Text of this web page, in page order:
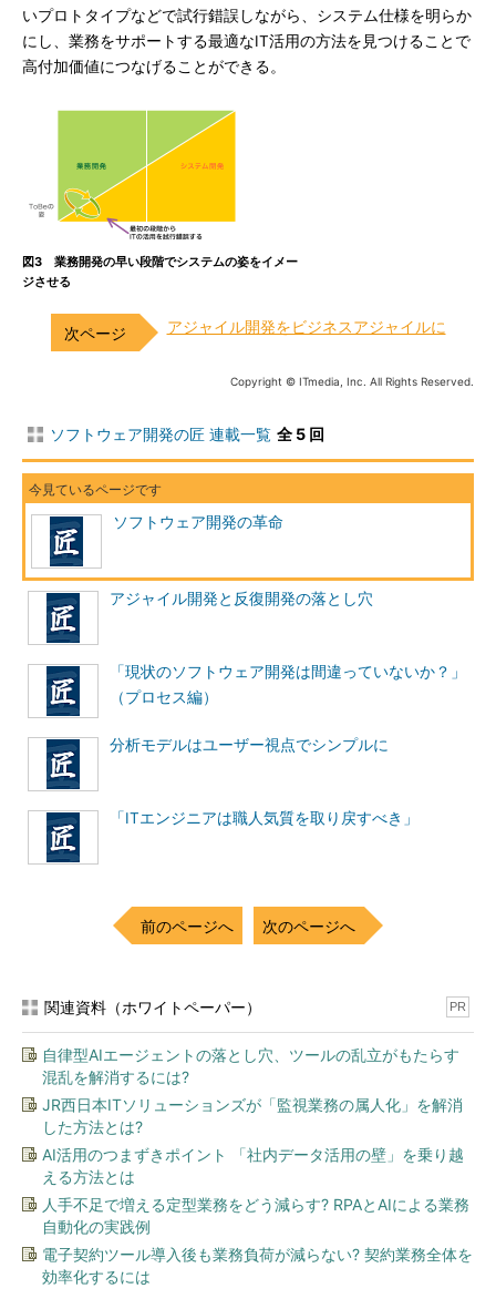
いプロトタイプなどで試行錯誤しながら、システム仕様を明らか
にし、業務をサポートする最適なIT活用の方法を見つけることで
高付加価値につなげることができる。
図3 業務開発の早い段階でシステムの姿をイメー
ジさせる
アジャイル開発をビジネスアジャイルに
Copyright © ITmedia, Inc. All Rights Reserved.
ソフトウェア開発の匠 連載一覧 全 5 回
ソフトウェア開発の革命
アジャイル開発と反復開発の落とし穴
「現状のソフトウェア開発は間違っていないか？」
（プロセス編）
分析モデルはユーザー視点でシンプルに
「ITエンジニアは職人気質を取り戻すべき」
前のページへ 次のページへ
関連資料（ホワイトペーパー） PR
自律型AIエージェントの落とし穴、ツールの乱立がもたらす
混乱を解消するには?
JR西日本ITソリューションズが「監視業務の属人化」を解消
した方法とは?
AI活用のつまずきポイント 「社内データ活用の壁」を乗り越
える方法とは
人手不足で増える定型業務をどう減らす? RPAとAIによる業務
自動化の実践例
電子契約ツール導入後も業務負荷が減らない? 契約業務全体を
効率化するには